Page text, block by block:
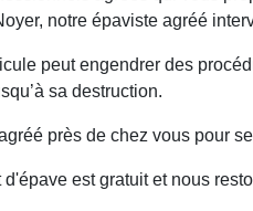
notre épaviste agréé
peut engendrer des
sa destruction.
près de chez vous pour
est gratuit et nous